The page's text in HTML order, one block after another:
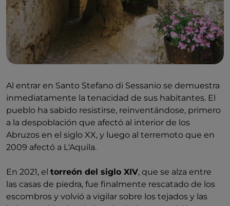
Al entrar en Santo Stefano di Sessanio se demuestra
inmediatamente la tenacidad de sus habitantes. El
pueblo ha sabido resistirse, reinventándose, primero
a la despoblación que afectó al interior de los
Abruzos en el siglo XX, y luego al terremoto que en
2009 afectó a L'Aquila.
En 2021, el torreón del siglo XIV, que se alza entre
las casas de piedra, fue finalmente rescatado de los
escombros y volvió a vigilar sobre los tejados y las